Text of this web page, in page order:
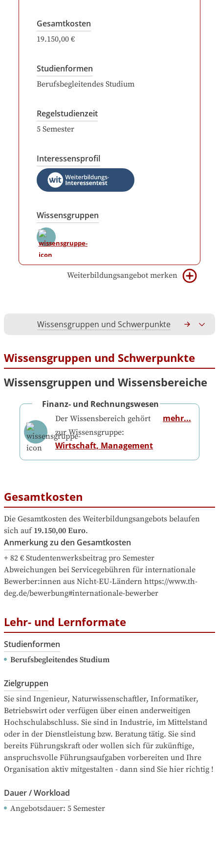
Gesamtkosten
19.150,00 €
Studienformen
Berufsbegleitendes Studium
Regelstudienzeit
5 Semester
Interessensprofil
Wissensgruppen
Weiterbildungsangebot merken
Wissensgruppen und Schwerpunkte
Wissensgruppen und Schwerpunkte
Wissensgruppen und Wissensbereiche
Finanz- und Rechnungswesen
Der Wissensbereich gehört
zur Wissensgruppe:
Wirtschaft, Management
mehr...
Gesamtkosten
Die Gesamtkosten des Weiterbildungsangebots belaufen
sich auf 19.150,00 Euro.
Anmerkung zu den Gesamtkosten
+ 82 € Studentenwerksbeitrag pro Semester
Abweichungen bei Servicegebühren für internationale
Bewerber:innen aus Nicht-EU-Ländern https://www.th-
deg.de/bewerbung#internationale-bewerber
Lehr- und Lernformate
Studienformen
Berufsbegleitendes Studium
Zielgruppen
Sie sind Ingenieur, Naturwissenschaftler, Informatiker,
Betriebswirt oder verfügen über einen anderweitigen
Hochschulabschluss. Sie sind in Industrie, im Mittelstand
oder in der Dienstleistung bzw. Beratung tätig. Sie sind
bereits Führungskraft oder wollen sich für zukünftige,
anspruchsvolle Führungsaufgaben vorbereiten und Ihre
Organisation aktiv mitgestalten - dann sind Sie hier richtig !
Dauer / Workload
Angebotsdauer: 5 Semester